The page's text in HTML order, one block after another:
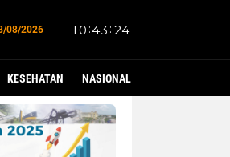
08/2026
KESEHATAN NASIONAL